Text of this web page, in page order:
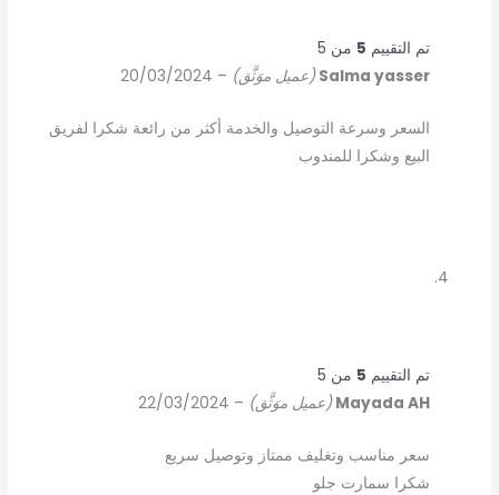
تم التقييم 5 من 5
Salma yasser (عميل موَثَّق) –
20/03/2024
السعر وسرعة التوصيل والخدمة أكثر من رائعة شكرا لفريق
البيع وشكرا للمندوب
تم التقييم 5 من 5
Mayada AH (عميل موَثَّق) –
22/03/2024
سعر مناسب وتغليف ممتاز وتوصيل سريع
شكرا سمارت جلو